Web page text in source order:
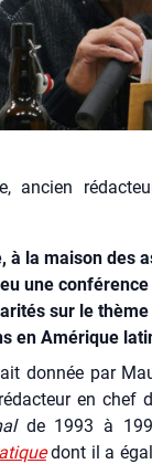
ancien
à la maison des
une
sur le thème
en Amérique
don­née par
en chef
de 1993 à
dont il a